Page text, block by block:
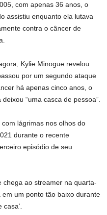
com apenas 36 anos, o
assistiu enquanto ela lutava
contra o câncer de
Kylie Minogue revelou
por um segundo ataque
há apenas cinco anos, o
deixou “uma casca de pessoa”.
lágrimas nos olhos do
durante o recente
episódio de seu
chega ao streamer na quarta-
um ponto tão baixo durante